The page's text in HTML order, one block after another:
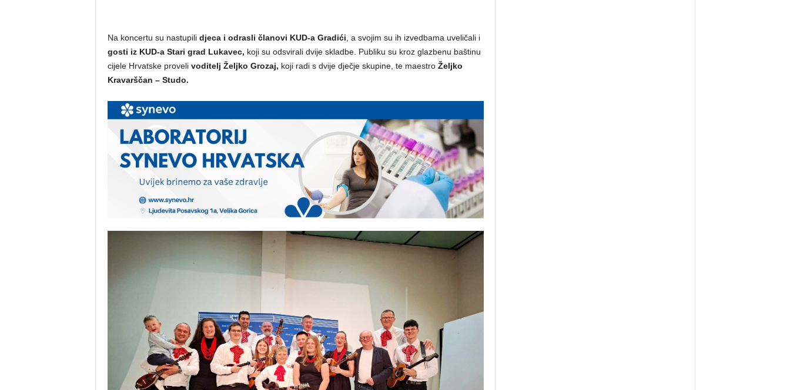
Na koncertu su nastupili djeca i odrasli članovi KUD-a Gradići , a svojim su ih izvedbama uveličali i
gosti iz KUD-a Stari grad Lukavec, koji su odsvirali dvije skladbe. Publiku su kroz glazbenu baštinu
cijele Hrvatske proveli voditelj Željko Grozaj, koji radi s dvije dječje skupine, te maestro Željko
Kravarščan – Studo.